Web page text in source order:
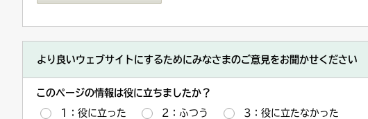
より良いウェブサイトにするためにみなさまのご意見をお聞かせください
このページの情報は役に立ちましたか？
1：役に立った 2：ふつう 3：役に立たなかった